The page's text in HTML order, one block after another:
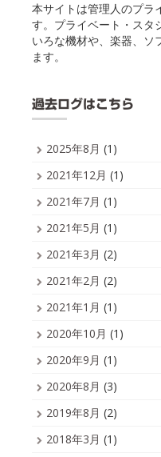
本サイトは管理人のプラ
す。プライベート・スタ
いろな機材や、楽器、ソ
ます。
過去ログはこちら
2025年8月 (1)
2021年12月 (1)
2021年7月 (1)
2021年5月 (1)
2021年3月 (2)
2021年2月 (2)
2021年1月 (1)
2020年10月 (1)
2020年9月 (1)
2020年8月 (3)
2019年8月 (2)
2018年3月 (1)